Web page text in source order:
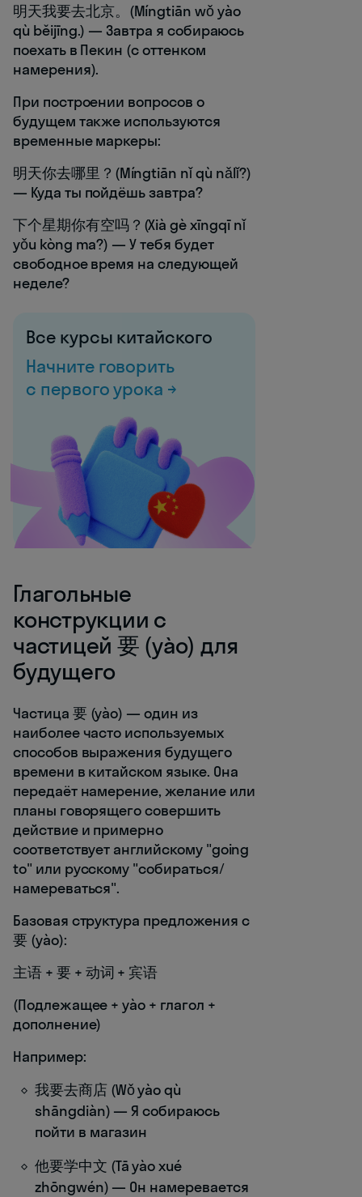
明天我要去北京。(Míngtiān wǒ yào
qù běijīng.) — Завтра я собираюсь
поехать в Пекин (с оттенком
намерения).
При построении вопросов о
будущем также используются
временные маркеры:
明天你去哪里？(Míngtiān nǐ qù nǎlǐ?)
— Куда ты пойдёшь завтра?
下个星期你有空吗？(Xià gè xīngqī nǐ
yǒu kòng ma?) — У тебя будет
свободное время на следующей
неделе?
Все курсы китайского
Начните говорить
с первого урока →
Глагольные
конструкции с
частицей 要 (yào) для
будущего
Частица 要 (yào) — один из
наиболее часто используемых
способов выражения будущего
времени в китайском языке. Она
передаёт намерение, желание или
планы говорящего совершить
действие и примерно
соответствует английскому "going
to" или русскому "собираться/
намереваться".
Базовая структура предложения с
要 (yào):
主语 + 要 + 动词 + 宾语
(Подлежащее + yào + глагол +
дополнение)
Например:
我要去商店 (Wǒ yào qù
shāngdiàn) — Я собираюсь
пойти в магазин
他要学中文 (Tā yào xué
zhōngwén) — Он намеревается